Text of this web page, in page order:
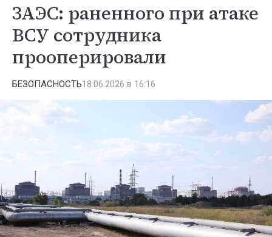
ЗАЭС: раненного при атаке
ВСУ сотрудника
прооперировали
БЕЗОПАСНОСТЬ18.06.2026 в 16:16